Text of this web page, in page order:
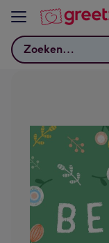
Bekijk meer
Zoeken